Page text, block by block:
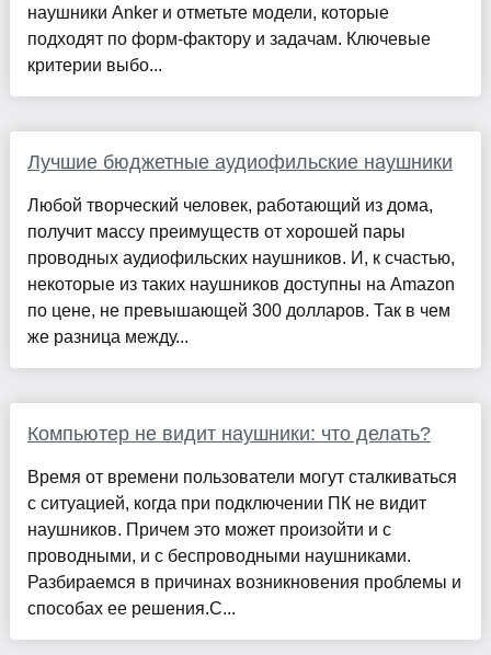
наушники Anker и отметьте модели, которые
подходят по форм‑фактору и задачам. Ключевые
критерии выбо...
Лучшие бюджетные аудиофильские наушники
Любой творческий человек, работающий из дома,
получит массу преимуществ от хорошей пары
проводных аудиофильских наушников. И, к счастью,
некоторые из таких наушников доступны на Amazon
по цене, не превышающей 300 долларов. Так в чем
же разница между...
Компьютер не видит наушники: что делать?
Время от времени пользователи могут сталкиваться
с ситуацией, когда при подключении ПК не видит
наушников. Причем это может произойти и с
проводными, и с беспроводными наушниками.
Разбираемся в причинах возникновения проблемы и
способах ее решения.С...